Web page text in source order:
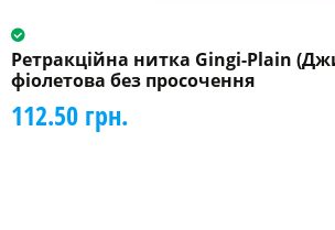
Ретракційна нитка Gingi-Plain
фіолетова без просочення
112.50 грн.